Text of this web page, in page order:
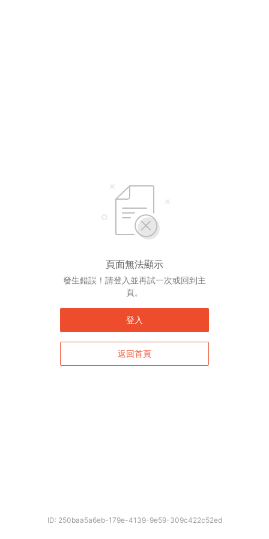
頁面無法顯示
發生錯誤！請登入並再試一次或回到主
頁。
登入
返回首頁
ID: 250baa5a6eb-179e-4139-9e59-309c422c52ed